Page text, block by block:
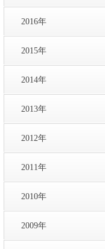
2016年
2015年
2014年
2013年
2012年
2011年
2010年
2009年